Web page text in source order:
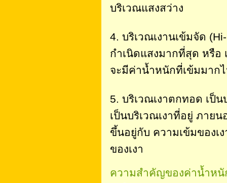
บริเวณแสงสว่าง
4. บริเวณเงานเข้มจัด
กำเนิดแสงมากที่สุด หรือ
จะมีค่าน้ำหนักที่เข้มมาก
5. บริเวณเงาตกทอด เป็
เป็นบริเวณเงาที่อยู่ ภาย
ขึ้นอยู่กับ ความเข้มของเ
ของเงา
ความสำคัญของค่าน้ำหนั